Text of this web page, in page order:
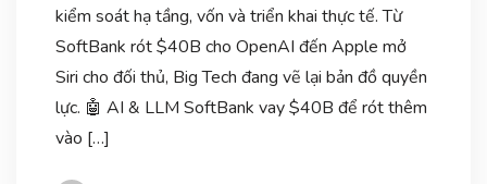
kiểm soát hạ tầng, vốn và triển khai thực tế. Từ
SoftBank rót $40B cho OpenAI đến Apple mở
Siri cho đối thủ, Big Tech đang vẽ lại bản đồ quyền
lực. 🤖 AI & LLM SoftBank vay $40B để rót thêm
vào […]